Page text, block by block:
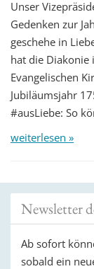
Unser
Gedenken zur
geschehe in
hat die Diakonie
Evangelischen
Jubiläumsjahr
#ausLiebe: So
weiterlesen »
Newsletter
Ab sofort
sobald ein